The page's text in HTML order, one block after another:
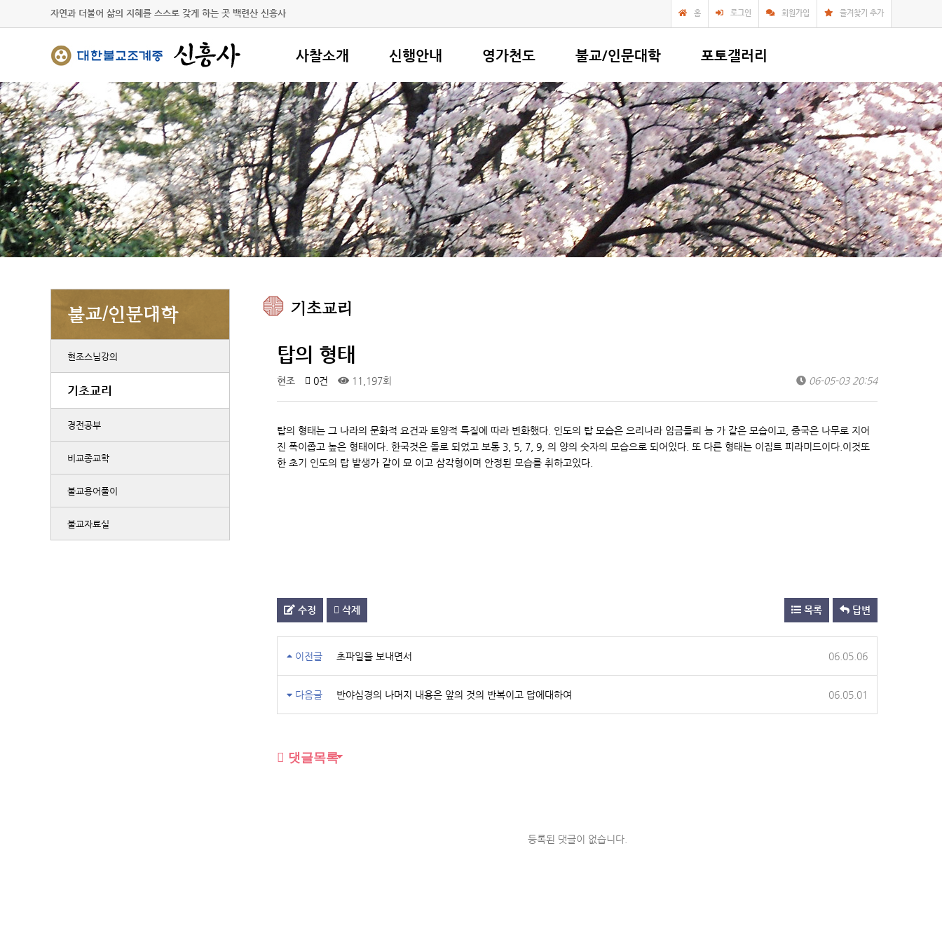
홈 로그인 회원가입 즐겨찾기 추가
자연과 더불어 삶의 지혜를 스스로 갖게 하는 곳 백련산 신흥사
사찰소개
사찰소개
주지스님 인사말
불사안내
찾아오시는 길
신행안내
기도/법회안내
행사달력
이달의 법문
기도,불사 신청서
영가천도
환생과 원력
경전 강독
매월 15일 합동천도
불교/인문대학
현조스님 강의
기초교리
경전공부
비교종교학
불교용어풀이
불교자료실
포토갤러리
사찰앨범
복지,봉사
참여마당
공지사항
신도회소개
불교/인문대학
현조스님강의
기초교리
경전공부
비교종교학
불교용어풀이
불교자료실
기초교리
탑의 형태
현조 0건 11,197회 06-05-03 20:54
탑의 형태는 그 나라의 문화적 요건과 토양적 특질에 따라 변화했다. 인도의 탑 모습은 으리나라 임금들릐 능 가 같은 모습이고, 중국은 나무로 지어
진 폭이좁고 높은 형태이다. 한국것은 돌로 되었고 보통 3, 5, 7, 9, 의 양의 숫자의 모습으로 되어있다. 또 다른 형태는 이집트 피라미드이다.이것또
한 초기 인도의 탑 발생가 같이 묘 이고 삼각형이며 안정된 모습를 취하고있다.
수정 삭제 목록 답변
이전글 초파일을 보내면서 06.05.06
다음글 반야심경의 나머지 내용은 앞의 것의 반복이고 답에대하여 06.05.01
댓글목록
등록된 댓글이 없습니다.